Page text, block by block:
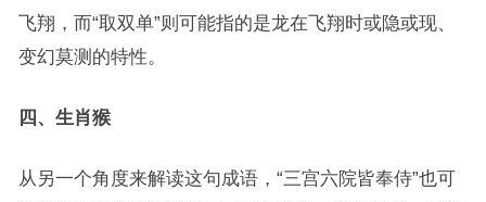
飞翔，而“取双单”则可能指的是龙在飞翔时或隐或现、
变幻莫测的特性。
四、生肖猴
从另一个角度来解读这句成语，“三宫六院皆奉侍”也可